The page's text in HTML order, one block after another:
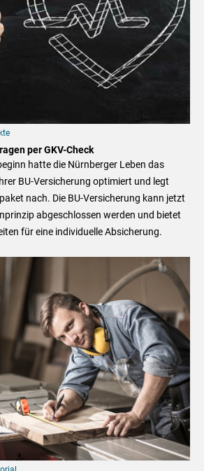
per GKV-Check
hatte die Nürnberger Leben das
BU-Versicherung optimiert und legt
nach. Die BU-Versicherung kann jetzt
abgeschlossen werden und bietet
für eine individuelle Absicherung.